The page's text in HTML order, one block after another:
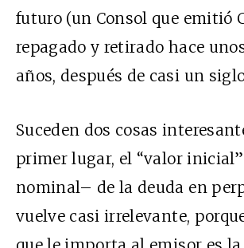
futuro (un Consol que emitió
repagado y retirado hace
años, después de casi un
Suceden dos cosas
primer lugar, el “valor
nominal– de la deuda en
vuelve casi irrelevante,